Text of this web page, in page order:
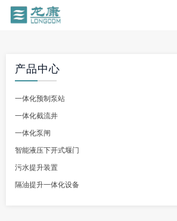
产品中心
一体化预制泵站
一体化截流井
一体化泵闸
智能液压下开式堰门
污水提升装置
隔油提升一体化设备